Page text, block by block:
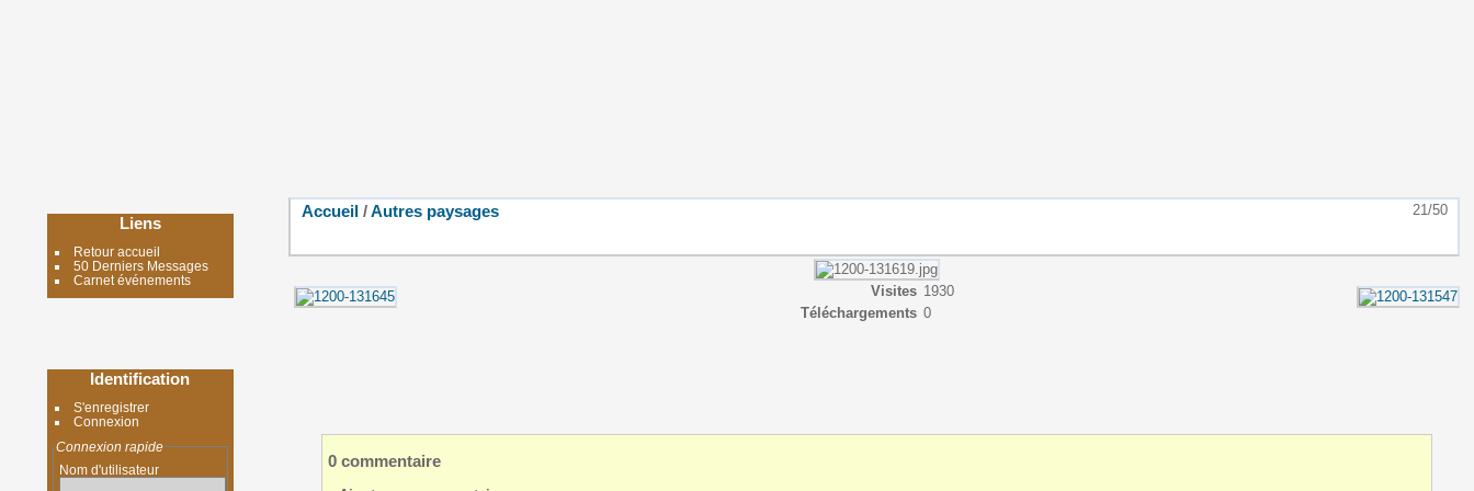
Liens
Retour accueil
50 Derniers Messages
Carnet événements
Identification
S'enregistrer
Connexion
Connexion rapide
Nom d'utilisateur
Accueil /Autres paysages 21/50
Visites 1930
Téléchargements 0
0 commentaire